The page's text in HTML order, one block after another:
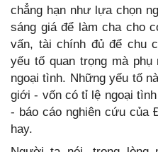
chẳng hạn như lựa chọn
sáng giá để làm cha cho
vấn, tài chính đủ để chu
yếu tố quan trọng mà
ngoại tình. Những yếu tố
giới - vốn có tỉ lệ ngoại
- báo cáo nghiên cứu của
hay.